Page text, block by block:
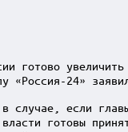
готово
«Россия-24»
случае, если
готовы